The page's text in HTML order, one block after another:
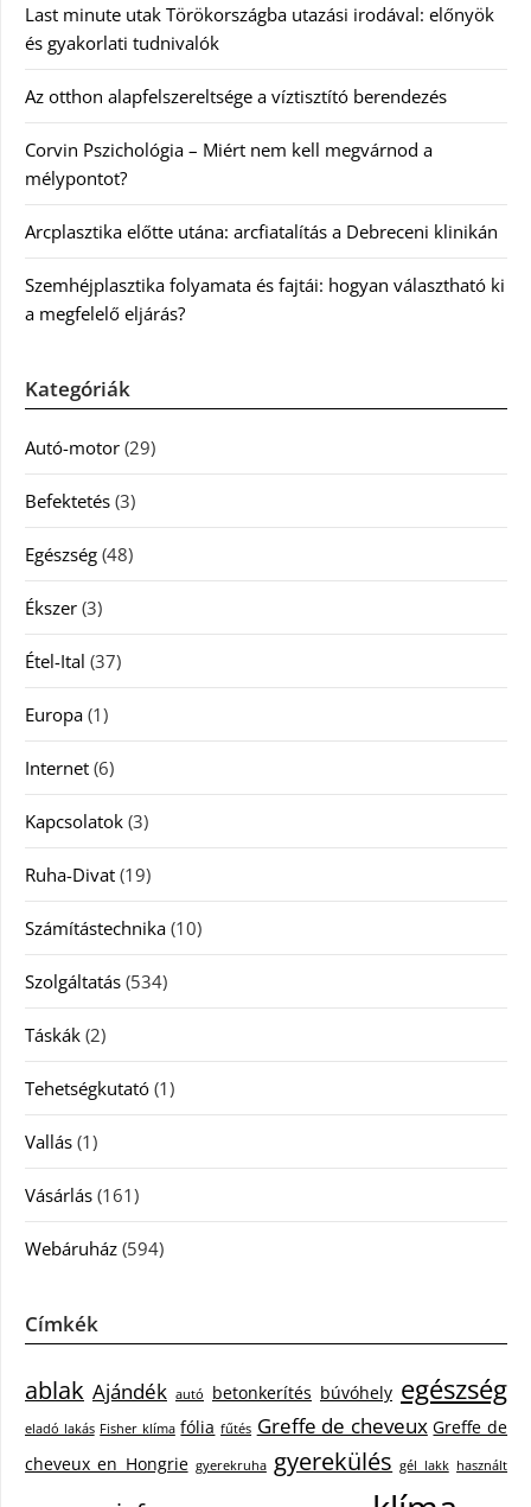
Last minute utak Törökországba utazási irodával: előnyök
és gyakorlati tudnivalók
Az otthon alapfelszereltsége a víztisztító berendezés
Corvin Pszichológia – Miért nem kell megvárnod a
mélypontot?
Arcplasztika előtte utána: arcfiatalítás a Debreceni klinikán
Szemhéjplasztika folyamata és fajtái: hogyan választható ki
a megfelelő eljárás?
Kategóriák
Autó-motor (29)
Befektetés (3)
Egészség (48)
Ékszer (3)
Étel-Ital (37)
Europa (1)
Internet (6)
Kapcsolatok (3)
Ruha-Divat (19)
Számítástechnika (10)
Szolgáltatás (534)
Táskák (2)
Tehetségkutató (1)
Vallás (1)
Vásárlás (161)
Webáruház (594)
Címkék
ablak Ajándék autó betonkerítés búvóhely egészség
eladó lakás Fisher klíma fólia fűtés Greffe de cheveux Greffe de
cheveux en Hongrie gyerekruha gyerekülés gél lakk használt